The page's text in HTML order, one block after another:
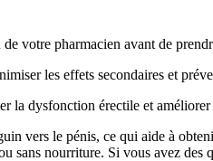
votre pharmacien avant de
les effets secondaires et
la dysfonction érectile et
vers le pénis, ce qui aide à
nourriture. Si vous avez des